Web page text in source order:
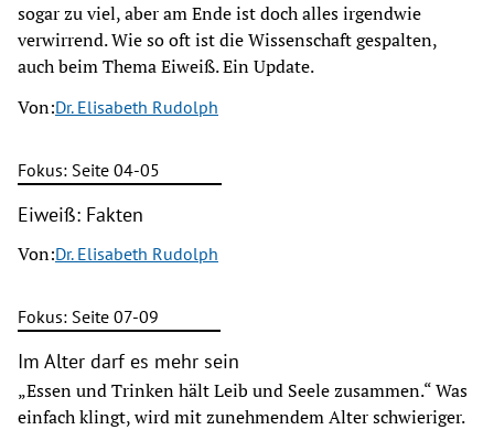
sogar zu viel, aber am Ende ist doch alles irgendwie
verwirrend. Wie so oft ist die Wissenschaft gespalten,
auch beim Thema Eiweiß. Ein Update.
Von:Dr. Elisabeth Rudolph
Fokus: Seite 04-05
Eiweiß: Fakten
Von:Dr. Elisabeth Rudolph
Fokus: Seite 07-09
Im Alter darf es mehr sein
„Essen und Trinken hält Leib und Seele zusammen.“ Was
einfach klingt, wird mit zunehmendem Alter schwieriger.